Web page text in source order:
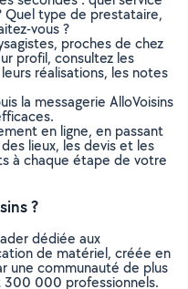
Quel type de prestataire,
vous ?
proches de chez
profil, consultez les
réalisations, les notes
la messagerie AlloVoisins
en ligne, en passant
lieux, les devis et les
à chaque étape de votre
?
dédiée aux
de matériel, créée en
une communauté de plus
300 000 professionnels.